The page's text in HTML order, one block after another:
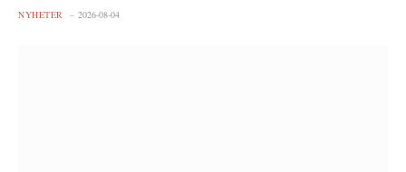
NYHETER 2026-08-04